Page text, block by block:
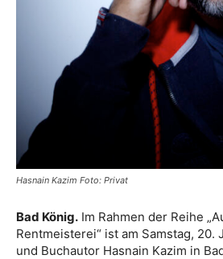
Hasnain Kazim Foto: Privat
Bad König. Im Rahmen der Reihe
Rentmeisterei“ ist am Samstag, 20.
und Buchautor Hasnain Kazim in